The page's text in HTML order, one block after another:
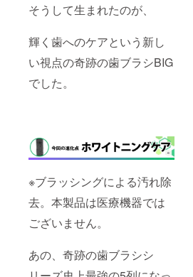
そうして生まれたのが、
輝く歯へのケアという新し
い視点の奇跡の歯ブラシBIG
でした。
※ブラッシングによる汚れ除
去。本製品は医療機器では
ございません。
あの、奇跡の歯ブラシシ